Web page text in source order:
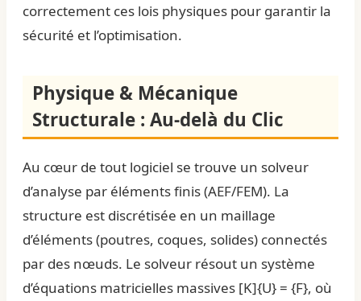
correctement ces lois physiques pour garantir la
sécurité et l’optimisation.
Physique & Mécanique
Structurale : Au-delà du Clic
Au cœur de tout logiciel se trouve un solveur
d’analyse par éléments finis (AEF/FEM). La
structure est discrétisée en un maillage
d’éléments (poutres, coques, solides) connectés
par des nœuds. Le solveur résout un système
d’équations matricielles massives [K]{U} = {F}, où